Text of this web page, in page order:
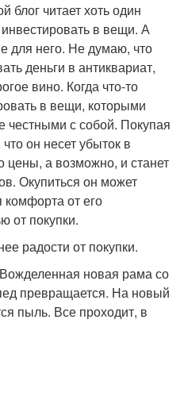
блог читает хоть один
инвестировать в вещи. А
для него. Не думаю, что
деньги в антиквариат,
вино. Когда что-то
в вещи, которыми
честными с собой. Покупая
он несет убыток в
цены, а возможно, и станет
Окупиться он может
от его
от покупки.
радости от покупки.
новая рама со
превращается. На новый
пыль. Все проходит, в